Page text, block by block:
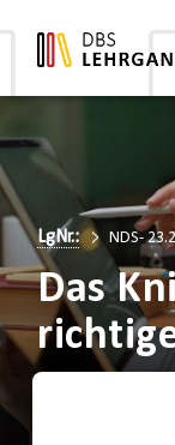
LgNr.: NDS-
Das